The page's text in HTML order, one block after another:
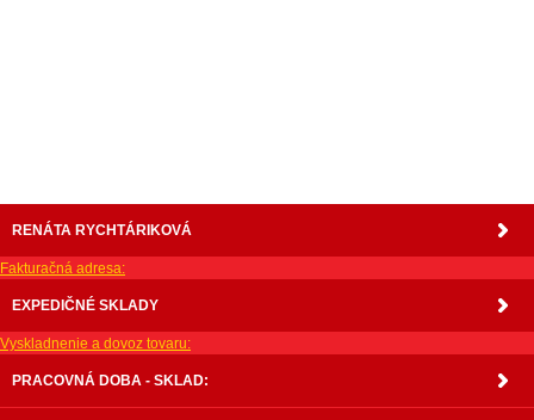
RENÁTA RYCHTÁRIKOVÁ
Fakturačná adresa:
EXPEDIČNÉ SKLADY
Vyskladnenie a dovoz tovaru:
PRACOVNÁ DOBA - SKLAD: